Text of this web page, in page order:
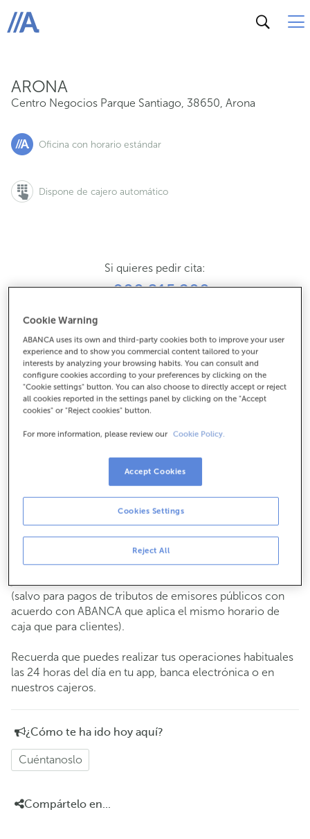
ABANCA
ARONA
Centro Negocios Parque Santiago, 38650, Arona
Oficina con horario estándar
Dispone de cajero automático
Si quieres pedir cita:
900 815 200
922798681
Cómo llegar
Gestiones comerciales
8:15 a 14:00.
cita previay te atenderemos el día y hora
Operaciones con efectivo
Clientes: de lunes a viernes de 8:15 a 11:00
Si no eres cliente, el horario de caja será losmartes y
(salvo para pagos de tributos de emisores públicos con
acuerdo con ABANCA que aplica el mismo horario de
caja que para clientes).
Recuerda que puedes realizar tus operaciones habituales
las 24 horas del día en tu app, banca electrónica o en
nuestros cajeros.
¿Cómo te ha ido hoy aquí?
Cuéntanoslo
Compártelo en...
Cookie Warning
ABANCA uses its own and third-party cookies both to improve your user
experience and to show you commercial content tailored to your
interests by analyzing your browsing habits. You can consult and
configure cookies according to your preferences by clicking on the
"Cookie settings" button. You can also choose to directly accept or reject
all cookies reported in the settings panel by clicking on the "Accept
cookies" or "Reject cookies" button.
For more information, please review our Cookie Policy.
Reject All
Cookies Settings
Accept Cookies
Centro Negocios Parque Santiago, 38650, Arona